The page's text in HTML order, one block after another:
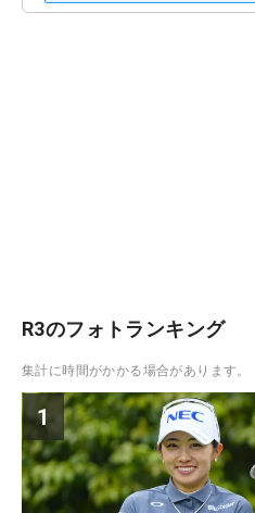
R3のフォトランキング
集計に時間がかかる場合があります。
1